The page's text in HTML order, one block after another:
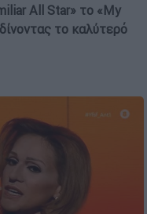
All Star» το «My
το καλύτερό